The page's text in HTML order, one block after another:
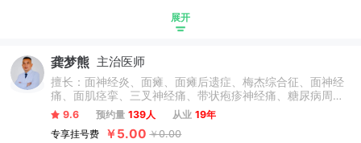
经外科等核心科室实力雄厚，各具专长，共同构建起全方位、
祉。
展开
龚梦熊 主治医师
擅长：面神经炎、面瘫、面瘫后遗症、梅杰综合征、面神经
痛、面肌痉挛、三叉神经痛、带状疱疹神经痛、糖尿病周围
神经病变等神经系统疾病的诊治，尤其是擅长应用中西医结
合神经修复治疗周围性面瘫和梅杰综合征等疾病。
9.6 预约量 139人 从业 19年
专享挂号费
￥5.00 ￥0.00